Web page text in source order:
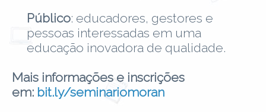
Público: educadores, gestores e
pessoas interessadas em uma
educação inovadora de qualidade.
Mais informações e inscrições
em: bit.ly/seminariomoran